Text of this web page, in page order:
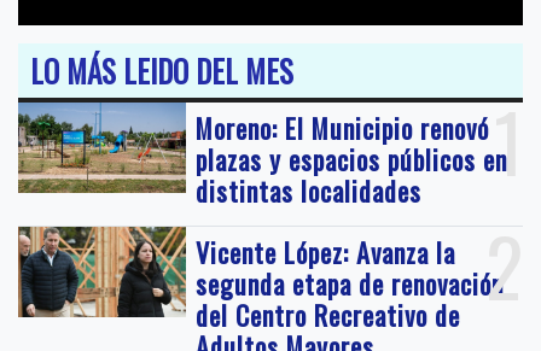
LO MÁS LEIDO DEL MES
1
Moreno: El Municipio renovó
plazas y espacios públicos en
distintas localidades
2
Vicente López: Avanza la
segunda etapa de renovación
del Centro Recreativo de